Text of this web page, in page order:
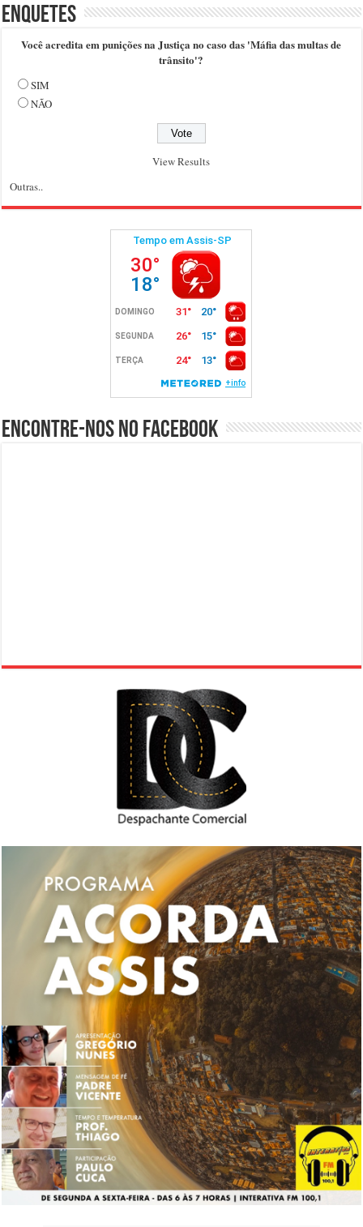
Enquetes
Você acredita em punições na Justiça no caso das 'Máfia das multas de
trânsito'?
SIM
NÃO
View Results
Outras..
Encontre-nos no Facebook